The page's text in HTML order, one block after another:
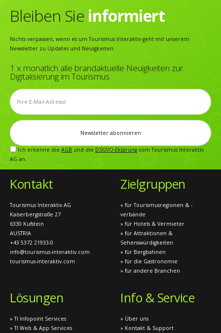
Bleiben Sie informiert
Nichts verpassen, wenn es um Tourismus Interaktiv geht mit unserem
Newsletter zu Updates und Neuigkeiten.
1 x monatlich alle brandaktuelle Neuigkeiten zur
Digitalisierung im Tourismus
Ich erkenne die AGB und die DSGVO-Eklärung vom Tourismus Interaktiv
AG an.
Kontakt
Tourismus Interaktiv AG
Kaiserbergstraße 27
6330 Kufstein
AUSTRIA
+43 5372 21933-0
info@tourismus-interaktiv.com
tourismus-interaktiv.com
Zielgruppen
» für Tourismusregionen & -
verbände
» für Hotels & Vermieter
» für Attraktionen &
Sehenswürdigkeiten
» für Bergbahnen
» für die Gastronomie
» für andere Branchen
Lösungen
» TI Infopoint Services
» TI Web & App Services
Info & Service
» Über uns
» Kontakt & Support